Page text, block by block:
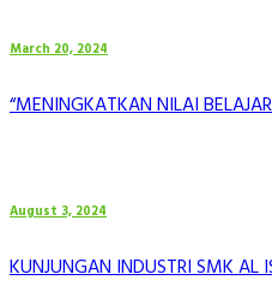
March 20, 2024
“MENINGKATKAN NILAI
August 3, 2024
KUNJUNGAN INDUSTRI SMK AL